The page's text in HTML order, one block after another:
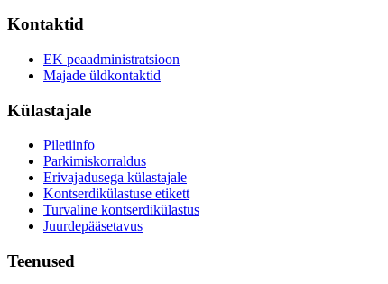
Kontaktid
EK peaadministratsioon
Majade üldkontaktid
Külastajale
Piletiinfo
Parkimiskorraldus
Erivajadusega külastajale
Kontserdikülastuse etikett
Turvaline kontserdikülastus
Juurdepääsetavus
Teenused